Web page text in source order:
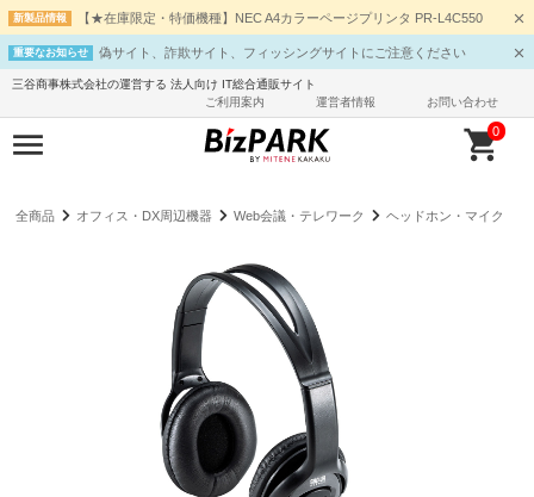
新製品情報 【★在庫限定・特価機種】NEC A4カラーページプリンタ PR-L4C550
重要なお知らせ 偽サイト、詐欺サイト、フィッシングサイトにご注意ください
三谷商事株式会社の運営する 法人向け IT総合通販サイト
ご利用案内
運営者情報 お問い合わせ
0
全商品 オフィス・DX周辺機器 Web会議・テレワーク ヘッドホン・マイク